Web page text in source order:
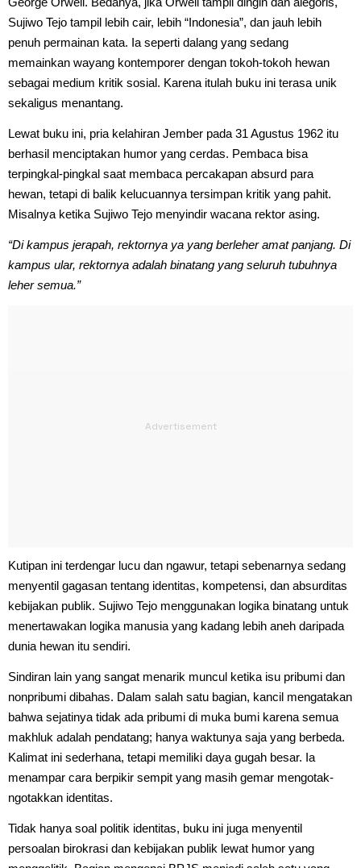
Sujiwo Tejo tampil lebih cair, lebih “Indonesia”, dan jauh lebih
penuh permainan kata. Ia seperti dalang yang sedang
memainkan wayang kontemporer dengan tokoh-tokoh hewan
sebagai medium kritik sosial. Karena itulah buku ini terasa unik
sekaligus menantang.
Lewat buku ini, pria kelahiran Jember pada 31 Agustus 1962 itu
berhasil menciptakan humor yang cerdas. Pembaca bisa
terpingkal-pingkal saat membaca percakapan absurd para
hewan, tetapi di balik kelucuannya tersimpan kritik yang pahit.
Misalnya ketika Sujiwo Tejo menyindir wacana rektor asing.
“Di kampus jerapah, rektornya ya yang berleher amat panjang. Di
kampus ular, rektornya adalah binatang yang seluruh tubuhnya
leher semua.”
Kutipan ini terdengar lucu dan ngawur, tetapi sebenarnya sedang
menyentil gagasan tentang identitas, kompetensi, dan absurditas
kebijakan publik. Sujiwo Tejo menggunakan logika binatang untuk
menertawakan logika manusia yang kadang lebih aneh daripada
dunia hewan itu sendiri.
Sindiran lain yang sangat menarik muncul ketika isu pribumi dan
nonpribumi dibahas. Dalam salah satu bagian, kancil mengatakan
bahwa sejatinya tidak ada pribumi di muka bumi karena semua
makhluk adalah pendatang; hanya waktunya saja yang berbeda.
Kalimat ini sederhana, tetapi memiliki daya gugah besar. Ia
menampar cara berpikir sempit yang masih gemar mengotak-
ngotakkan identitas.
Tidak hanya soal politik identitas, buku ini juga menyentil
persoalan birokrasi dan kebijakan publik lewat humor yang